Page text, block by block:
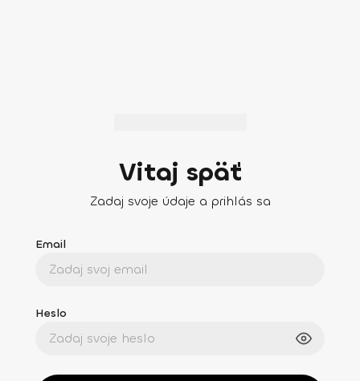
Vitaj späť
Zadaj svoje údaje a prihlás sa
Email
Heslo